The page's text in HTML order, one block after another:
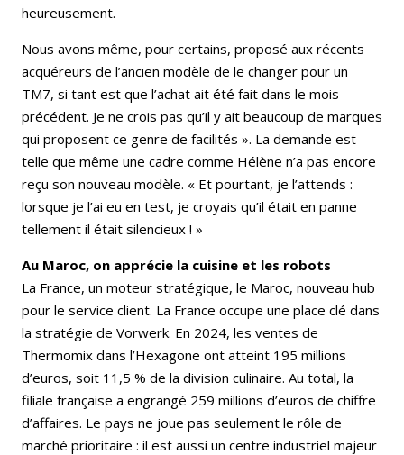
heureusement.
Nous avons même, pour certains, proposé aux récents
acquéreurs de l’ancien modèle de le changer pour un
TM7, si tant est que l’achat ait été fait dans le mois
précédent. Je ne crois pas qu’il y ait beaucoup de marques
qui proposent ce genre de facilités ». La demande est
telle que même une cadre comme Hélène n’a pas encore
reçu son nouveau modèle. « Et pourtant, je l’attends :
lorsque je l’ai eu en test, je croyais qu’il était en panne
tellement il était silencieux ! »
Au Maroc, on apprécie la cuisine et les robots
La France, un moteur stratégique, le Maroc, nouveau hub
pour le service client. La France occupe une place clé dans
la stratégie de Vorwerk. En 2024, les ventes de
Thermomix dans l’Hexagone ont atteint 195 millions
d’euros, soit 11,5 % de la division culinaire. Au total, la
filiale française a engrangé 259 millions d’euros de chiffre
d’affaires. Le pays ne joue pas seulement le rôle de
marché prioritaire : il est aussi un centre industriel majeur